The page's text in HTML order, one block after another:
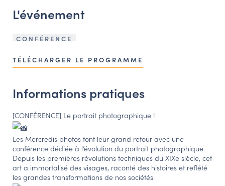
CARTES DES NAUDIN
Espace acteurs
PORTAIL CULTURE
Comité d'Histoire Régionale
Service Inventaire et Patrimoines de la Région Grand Est
VOUS ÊTES…
L'événement
CONFÉRENCE
TÉLÉCHARGER LE PROGRAMME
Informations pratiques
[CONFÉRENCE] Le portrait photographique !
Les Mercredis photos font leur grand retour avec une
conférence dédiée à l’évolution du portrait photographique.
Depuis les premières révolutions techniques du XIXe siècle, cet
art a immortalisé des visages, raconté des histoires et reflété
les grandes transformations de nos sociétés.